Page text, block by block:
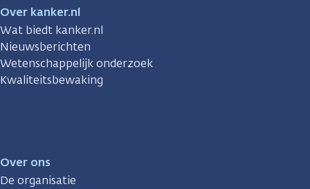
Over kanker.nl
Wat biedt kanker.nl
Nieuwsberichten
Wetenschappelijk onderzoek
Kwaliteitsbewaking
Over ons
De organisatie